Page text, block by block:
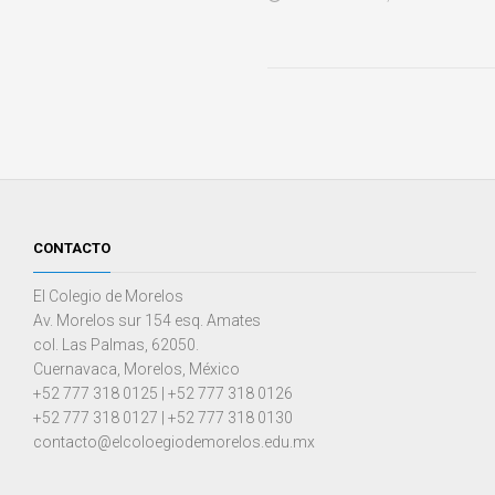
CONTACTO
El Colegio de Morelos
Av. Morelos sur 154 esq. Amates
col. Las Palmas, 62050.
Cuernavaca, Morelos, México
+52 777 318 0125 | +52 777 318 0126
+52 777 318 0127 | +52 777 318 0130
contacto@elcoloegiodemorelos.edu.mx